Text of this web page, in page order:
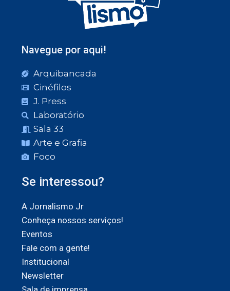
Navegue por aqui!
Arquibancada
Cinéfilos
J. Press
Laboratório
Sala 33
Arte e Grafia
Foco
Se interessou?
A Jornalismo Jr
Conheça nossos serviços!
Eventos
Fale com a gente!
Institucional
Newsletter